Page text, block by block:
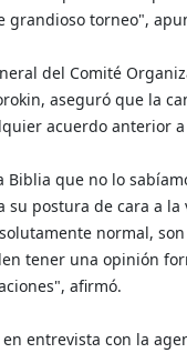
grandioso torneo",
del Comité
aseguró que la
acuerdo anterior
Biblia que no lo
su postura de cara a la
normal, son
tener una opinión
afirmó.
entrevista con la